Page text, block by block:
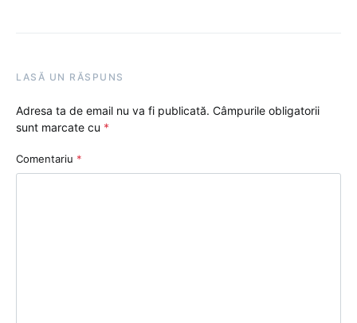
LASĂ UN RĂSPUNS
Adresa ta de email nu va fi publicată. Câmpurile obligatorii
sunt marcate cu *
Comentariu *